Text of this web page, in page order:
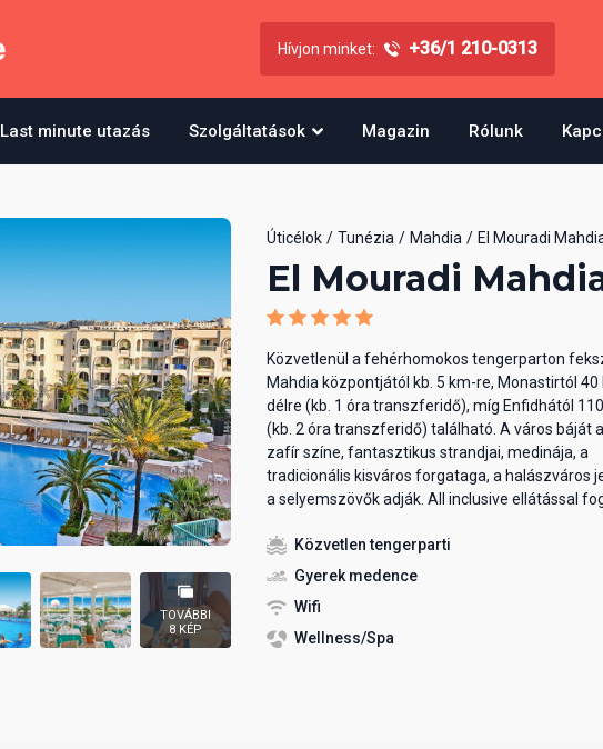
Hívjon minket: +36/1 210-0313
Last minute utazás Szolgáltatások Magazin Rólunk
TOVÁBBI
8 KÉP
Úticélok Tunézia Mahdia El Mouradi
El Mouradi
Közvetlenül a fehérhomokos tengerparton
Mahdia központjától kb. 5 km-re, Monastirtól
délre (kb. 1 óra transzferidő), míg Enfidhától
(kb. 2 óra transzferidő) található. A város báját
zafír színe, fantasztikus strandjai, medinája, a
tradicionális kisváros forgataga, a halászváros
a selyemszövők adják. All inclusive ellátással
Közvetlen tengerparti
Gyerek medence
Wifi
Wellness/Spa